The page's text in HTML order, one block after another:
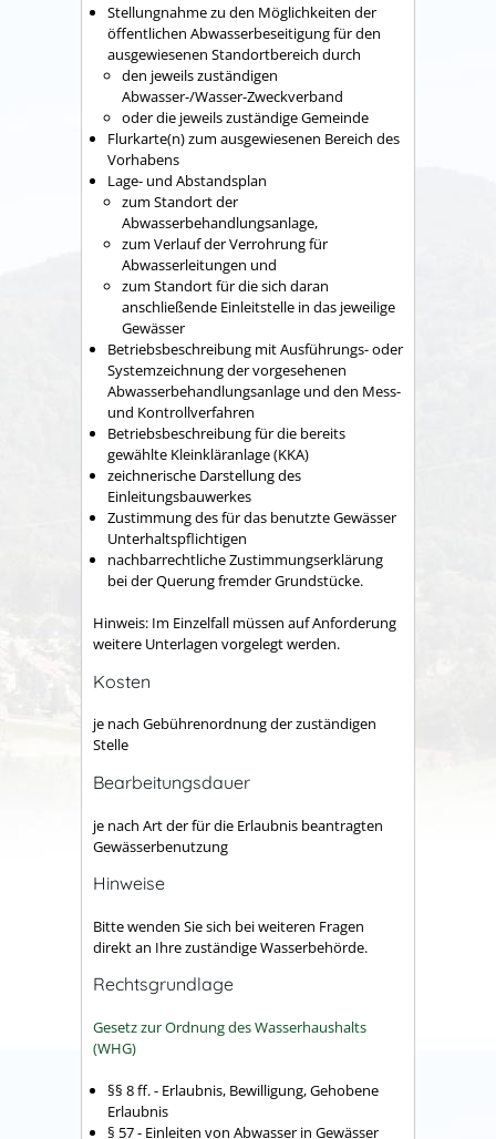
Stellungnahme zu den Möglichkeiten der
öffentlichen Abwasserbeseitigung für den
ausgewiesenen Standortbereich durch
den jeweils zuständigen
Abwasser-/Wasser-Zweckverband
oder die jeweils zuständige Gemeinde
Flurkarte(n) zum ausgewiesenen Bereich des
Vorhabens
Lage- und Abstandsplan
zum Standort der
Abwasserbehandlungsanlage,
zum Verlauf der Verrohrung für
Abwasserleitungen und
zum Standort für die sich daran
anschließende Einleitstelle in das jeweilige
Gewässer
Betriebsbeschreibung mit Ausführungs- oder
Systemzeichnung der vorgesehenen
Abwasserbehandlungsanlage und den Mess-
und Kontrollverfahren
Betriebsbeschreibung für die bereits
gewählte Kleinkläranlage (KKA)
zeichnerische Darstellung des
Einleitungsbauwerkes
Zustimmung des für das benutzte Gewässer
Unterhaltspflichtigen
nachbarrechtliche Zustimmungserklärung
bei der Querung fremder Grundstücke.
Hinweis: Im Einzelfall müssen auf Anforderung
weitere Unterlagen vorgelegt werden.
Kosten
je nach Gebührenordnung der zuständigen
Stelle
Bearbeitungsdauer
je nach Art der für die Erlaubnis beantragten
Gewässerbenutzung
Hinweise
Bitte wenden Sie sich bei weiteren Fragen
direkt an Ihre zuständige Wasserbehörde.
Rechtsgrundlage
Gesetz zur Ordnung des Wasserhaushalts
(WHG)
§§ 8 ff. - Erlaubnis, Bewilligung, Gehobene
Erlaubnis
§ 57 - Einleiten von Abwasser in Gewässer